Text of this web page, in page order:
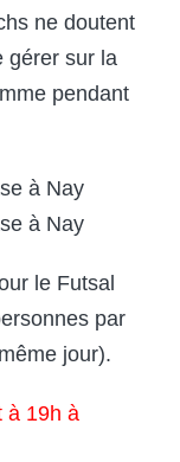
ne doutent
gérer sur la
pendant
à Nay
à Nay
le Futsal
par
jour).
à 19h à